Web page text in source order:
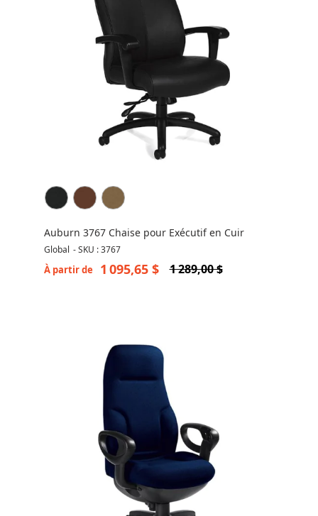
Auburn 3767 Chaise pour Exécutif en Cuir
Global -SKU : 3767
À partir de 1 095,65 $ 1 289,00 $